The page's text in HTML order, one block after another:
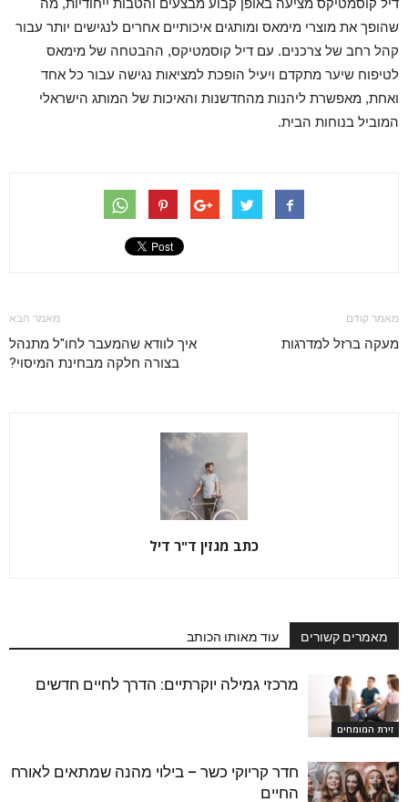
דיל קוסמטיקס מציעה באופן קבוע מבצעים והטבות ייחודיות, מה
שהופך את מוצרי מימאס ומותגים איכותיים אחרים לנגישים יותר עבור
קהל רחב של צרכנים. עם דיל קוסמטיקס, ההבטחה של מימאס
לטיפוח שיער מתקדם ויעיל הופכת למציאות נגישה עבור כל אחד
ואחת, מאפשרת ליהנות מהחדשנות והאיכות של המותג הישראלי
המוביל בנוחות הבית.
מאמר קודם
מעקה ברזל למדרגות
מאמר הבא
איך לוודא שהמעבר לחו"ל מתנהל
בצורה חלקה מבחינת המיסוי?
כתב מגזין ד"ר דיל
מאמרים קשורים עוד מאותו הכותב
זירת המומחים
מרכזי גמילה יוקרתיים: הדרך לחיים חדשים
חדר קריוקי כשר – בילוי מהנה שמתאים לאורח
החיים